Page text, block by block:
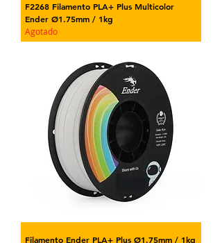
F2268 Filamento PLA+ Plus Multicolor
Ender Ø1.75mm / 1kg
Agotado
Filamento Ender PLA+ Plus Ø1.75mm / 1kg